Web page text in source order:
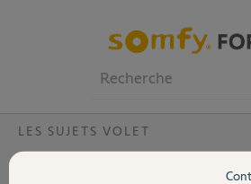
Volet
LES SUJETS VOLET
Problème télécommande